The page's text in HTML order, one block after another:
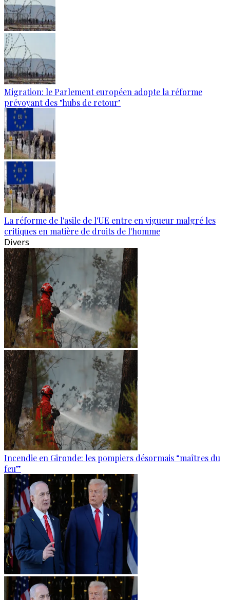
Migration: le Parlement européen adopte la réforme
prévoyant des "hubs de retour"
La réforme de l'asile de l'UE entre en vigueur malgré les
critiques en matière de droits de l'homme
Divers
Incendie en Gironde: les pompiers désormais “maîtres du
feu”